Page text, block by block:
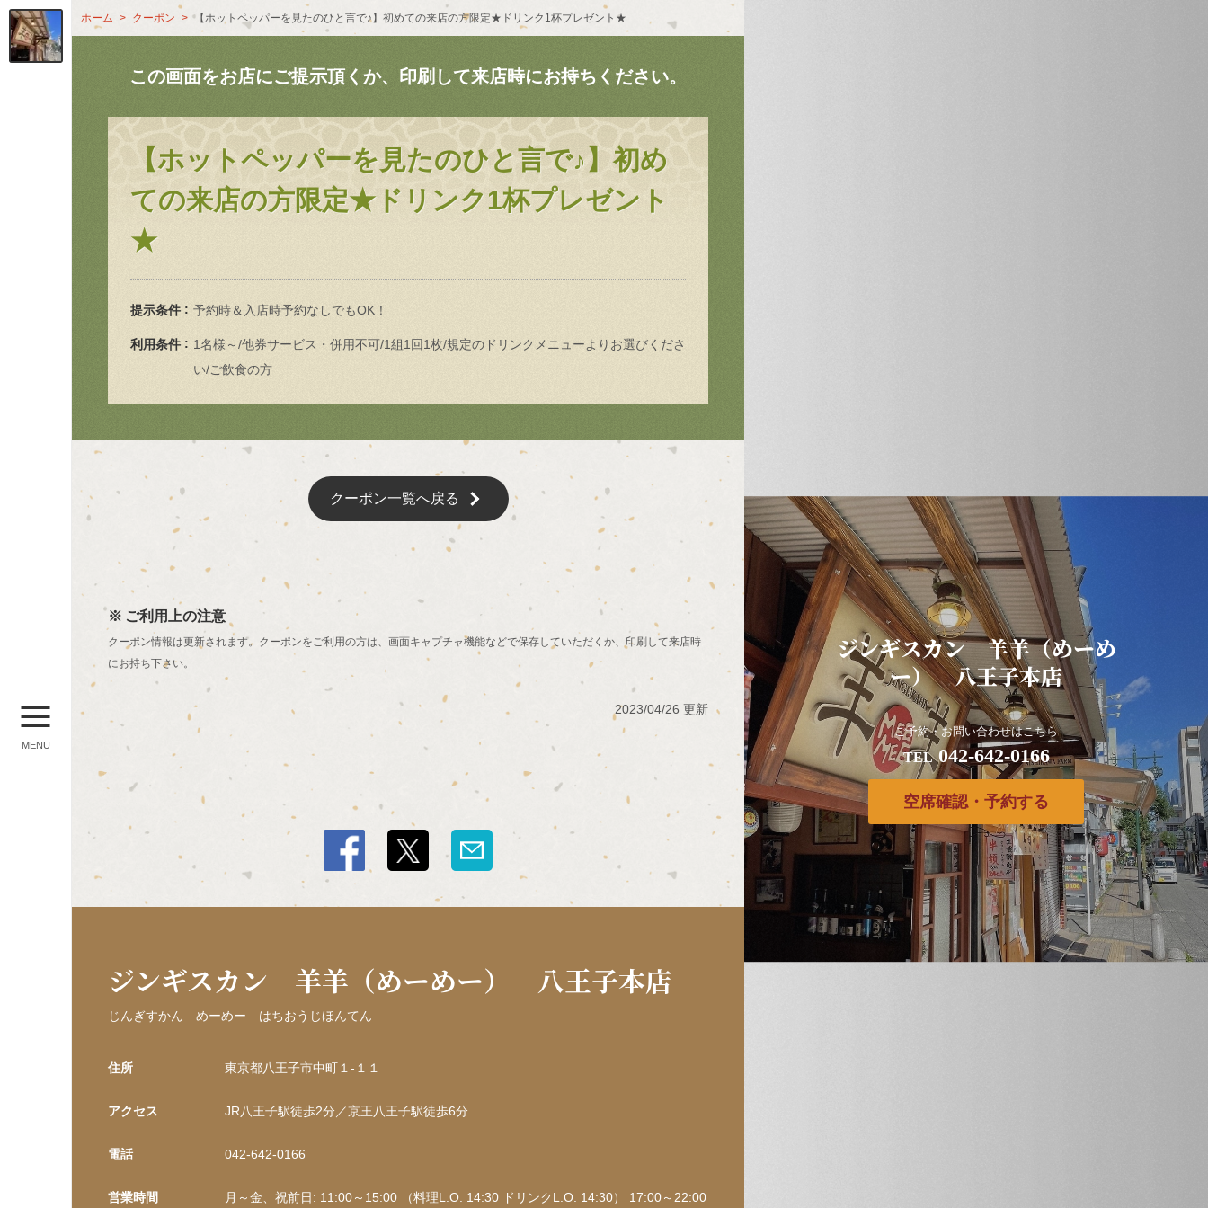
MENU
ジンギスカン 羊羊（めーめ
ー） 八王子本店
ご予約・お問い合わせはこちら
TEL042-642-0166
空席確認・予約する
ホーム クーポン 【ホットペッパーを見たのひと言で♪】初めての来店の方限定★ドリンク1杯プレゼント★
この画面をお店にご提示頂くか、印刷して来店時にお持ちください。
【ホットペッパーを見たのひと言で♪】初め
ての来店の方限定★ドリンク1杯プレゼント
★
提示条件 予約時＆入店時予約なしでもOK！
利用条件
1名様～/他券サービス・併用不可/1組1回1枚/規定のドリンクメニューよりお選びくださ
い/ご飲食の方
クーポン一覧へ戻る
ご利用上の注意
クーポン情報は更新されます。クーポンをご利用の方は、画面キャプチャ機能などで保存していただくか、印刷して来店時
にお持ち下さい。
2023/04/26 更新
ジンギスカン 羊羊（めーめー） 八王子本店
じんぎすかん めーめー はちおうじほんてん
住所 東京都八王子市中町１‐１１
アクセス JR八王子駅徒歩2分／京王八王子駅徒歩6分
電話 042-642-0166
営業時間 月～金、祝前日: 11:00～15:00 （料理L.O. 14:30 ドリンクL.O. 14:30） 17:00～22:00